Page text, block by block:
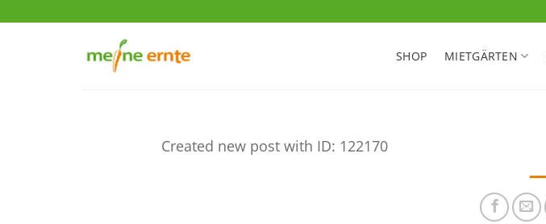
SHOP MIETGÄRTEN
Created new post with ID: 122170